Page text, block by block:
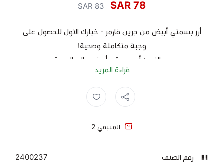
78 SAR
83 SAR
أرز بسمتي أبيض من جرين فارمز - خيارك الأول للحصول على
وجبة متكاملة وصحية!
النوع: أرز بسمتي أبيض عالي الجودة.
الوزن: 10 كجم.
المميزات: يتميز بحبوب طويلة ورقيقة وطعم شهي
يناسب جميع الأطباق الشرقية والغربية.
اليومية.
التخزين: يُحفظ في مكان بارد وجاف لضمان الاحتفاظ
قراءة المزيد
ارز ,
المتبقي 2
رقم الصنف 2400237